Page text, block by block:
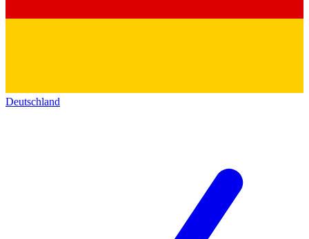
Deutschland